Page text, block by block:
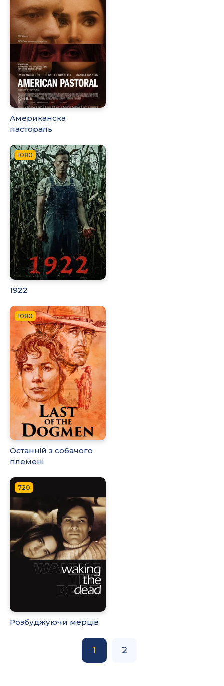
Американска
пастораль
1080
1922
1080
Останній з собачого
племені
720
Розбуджуючи мерців
1 2